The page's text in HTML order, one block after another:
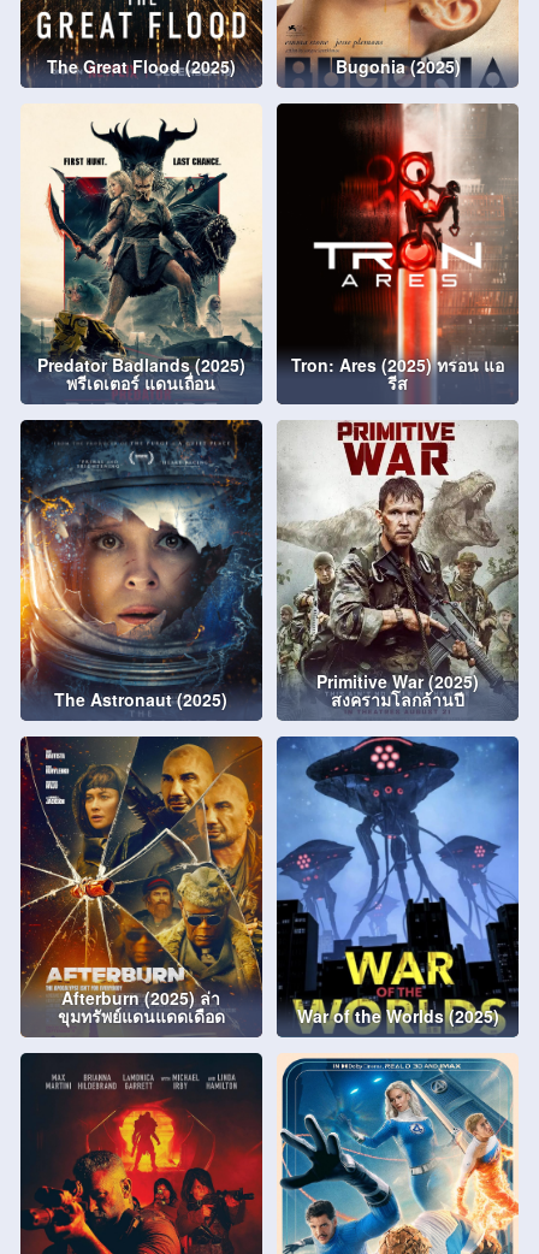
The Great Flood (2025) Bugonia (2025)
Predator Badlands (2025)
พรีเดเตอร์ แดนเถื่อน
Tron: Ares (2025) ทรอน แอ
รีส
The Astronaut (2025)
Primitive War (2025)
สงครามโลกล้านปี
Afterburn (2025) ล่า
ขุมทรัพย์แดนแดดเดือด War of the Worlds (2025)